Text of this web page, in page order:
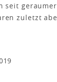
seit
zuletzt